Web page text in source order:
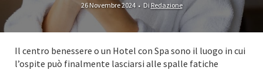
26 Novembre 2024 Di Redazione
Il centro benessere o un Hotel con Spa sono il luogo in cui
l’ospite può finalmente lasciarsi alle spalle fatiche